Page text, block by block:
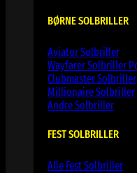
BØRNE SOLBRILLER
Aviator Solbriller
Wayfarer Solbriller
Clubmaster Solbriller
Millionaire Solbriller
Andre Solbriller
FEST SOLBRILLER
Alle Fest Solbriller